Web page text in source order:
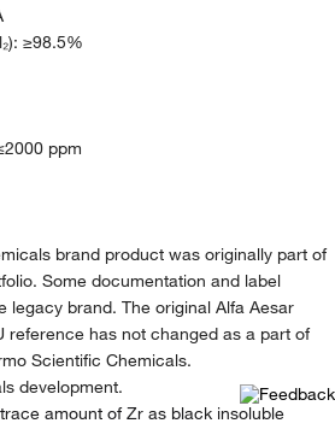
≥98.5%
ppm
brand product was originally part of
Some documentation and label
legacy brand. The original Alfa Aesar
reference has not changed as a part of
Scientific Chemicals.
development.
amount of Zr as black insoluble